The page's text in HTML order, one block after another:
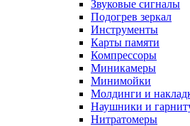
Звуковые сигналы
Подогрев зеркал
Инструменты
Карты памяти
Компрессоры
Миникамеры
Минимойки
Молдинги и
Наушники и
Нитратомеры